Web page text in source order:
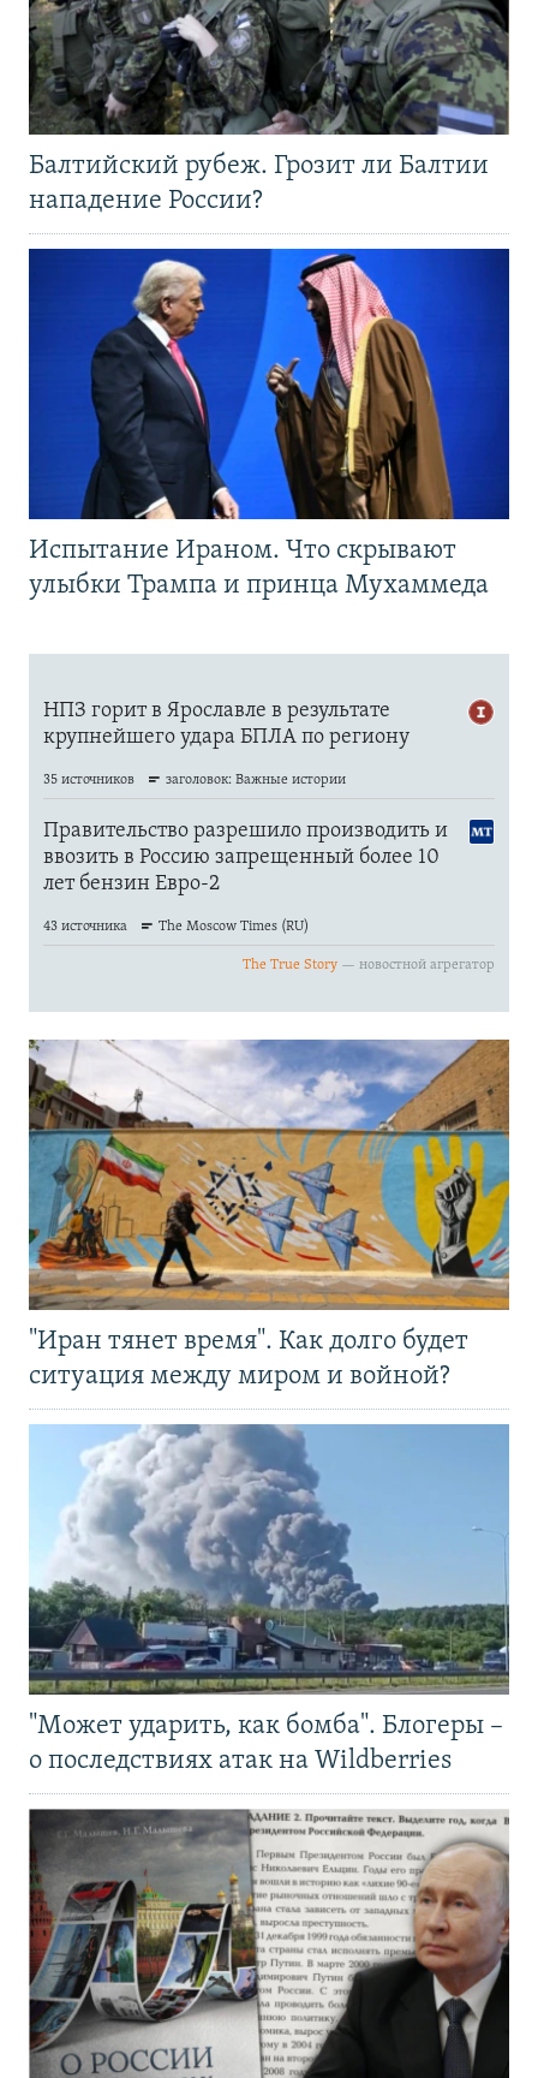
Балтийский рубеж. Грозит ли Балтии
нападение России?
Испытание Ираном. Что скрывают
улыбки Трампа и принца Мухаммеда
"Иран тянет время". Как долго будет
ситуация между миром и войной?
"Может ударить, как бомба". Блогеры –
о последствиях атак на Wildberries